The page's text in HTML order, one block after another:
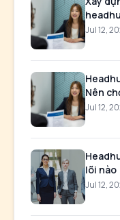
Jul 12,
Nên
Jul 12,
lõi nào
Jul 12,